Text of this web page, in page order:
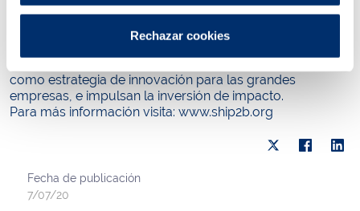
Rechazar cookies
ya no es solo maximizar su rentabilidad económica sino
también su impacto social o medio ambiental. Para ello,
como estrategia de innovación para las grandes
empresas, e impulsan la inversión de impacto.
Para más información visita: www.ship2b.org
Fecha de publicación
7/07/20